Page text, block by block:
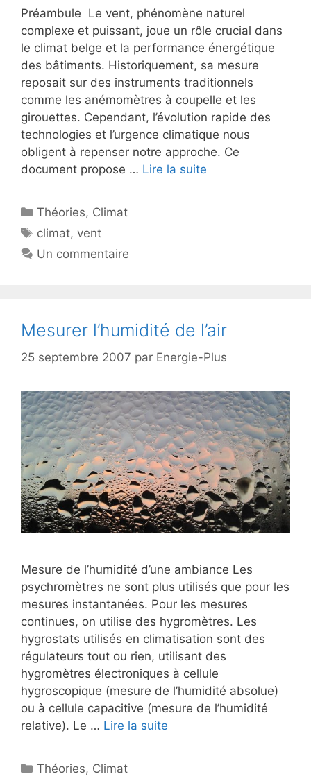
Préambule Le vent, phénomène naturel
complexe et puissant, joue un rôle crucial dans
le climat belge et la performance énergétique
des bâtiments. Historiquement, sa mesure
reposait sur des instruments traditionnels
comme les anémomètres à coupelle et les
girouettes. Cependant, l’évolution rapide des
technologies et l’urgence climatique nous
obligent à repenser notre approche. Ce
document propose … Lire la suite
Catégories
Théories, Climat
Étiquettes
climat, vent
Un commentaire
Mesurer l’humidité de l’air
25 septembre 2007 par Energie-Plus
Mesure de l’humidité d’une ambiance Les
psychromètres ne sont plus utilisés que pour les
mesures instantanées. Pour les mesures
continues, on utilise des hygromètres. Les
hygrostats utilisés en climatisation sont des
régulateurs tout ou rien, utilisant des
hygromètres électroniques à cellule
hygroscopique (mesure de l’humidité absolue)
ou à cellule capacitive (mesure de l’humidité
relative). Le … Lire la suite
Catégories
Théories, Climat